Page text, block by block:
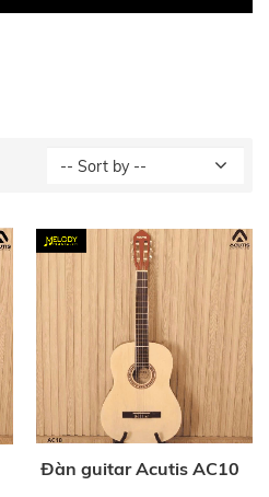
Đàn guitar Acutis AC10